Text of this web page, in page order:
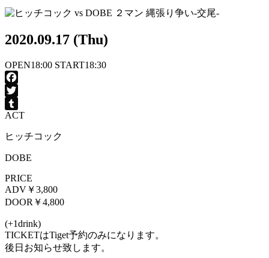
2020.09.17 (Thu)
OPEN18:00 START18:30
Facebook
Twitter
Tumblr
ACT
ヒッチコック
DOBE
PRICE
ADV ￥3,800
DOOR ￥4,800
(+1drink)
TICKETはTiget予約のみになります。
後日お知らせ致します。